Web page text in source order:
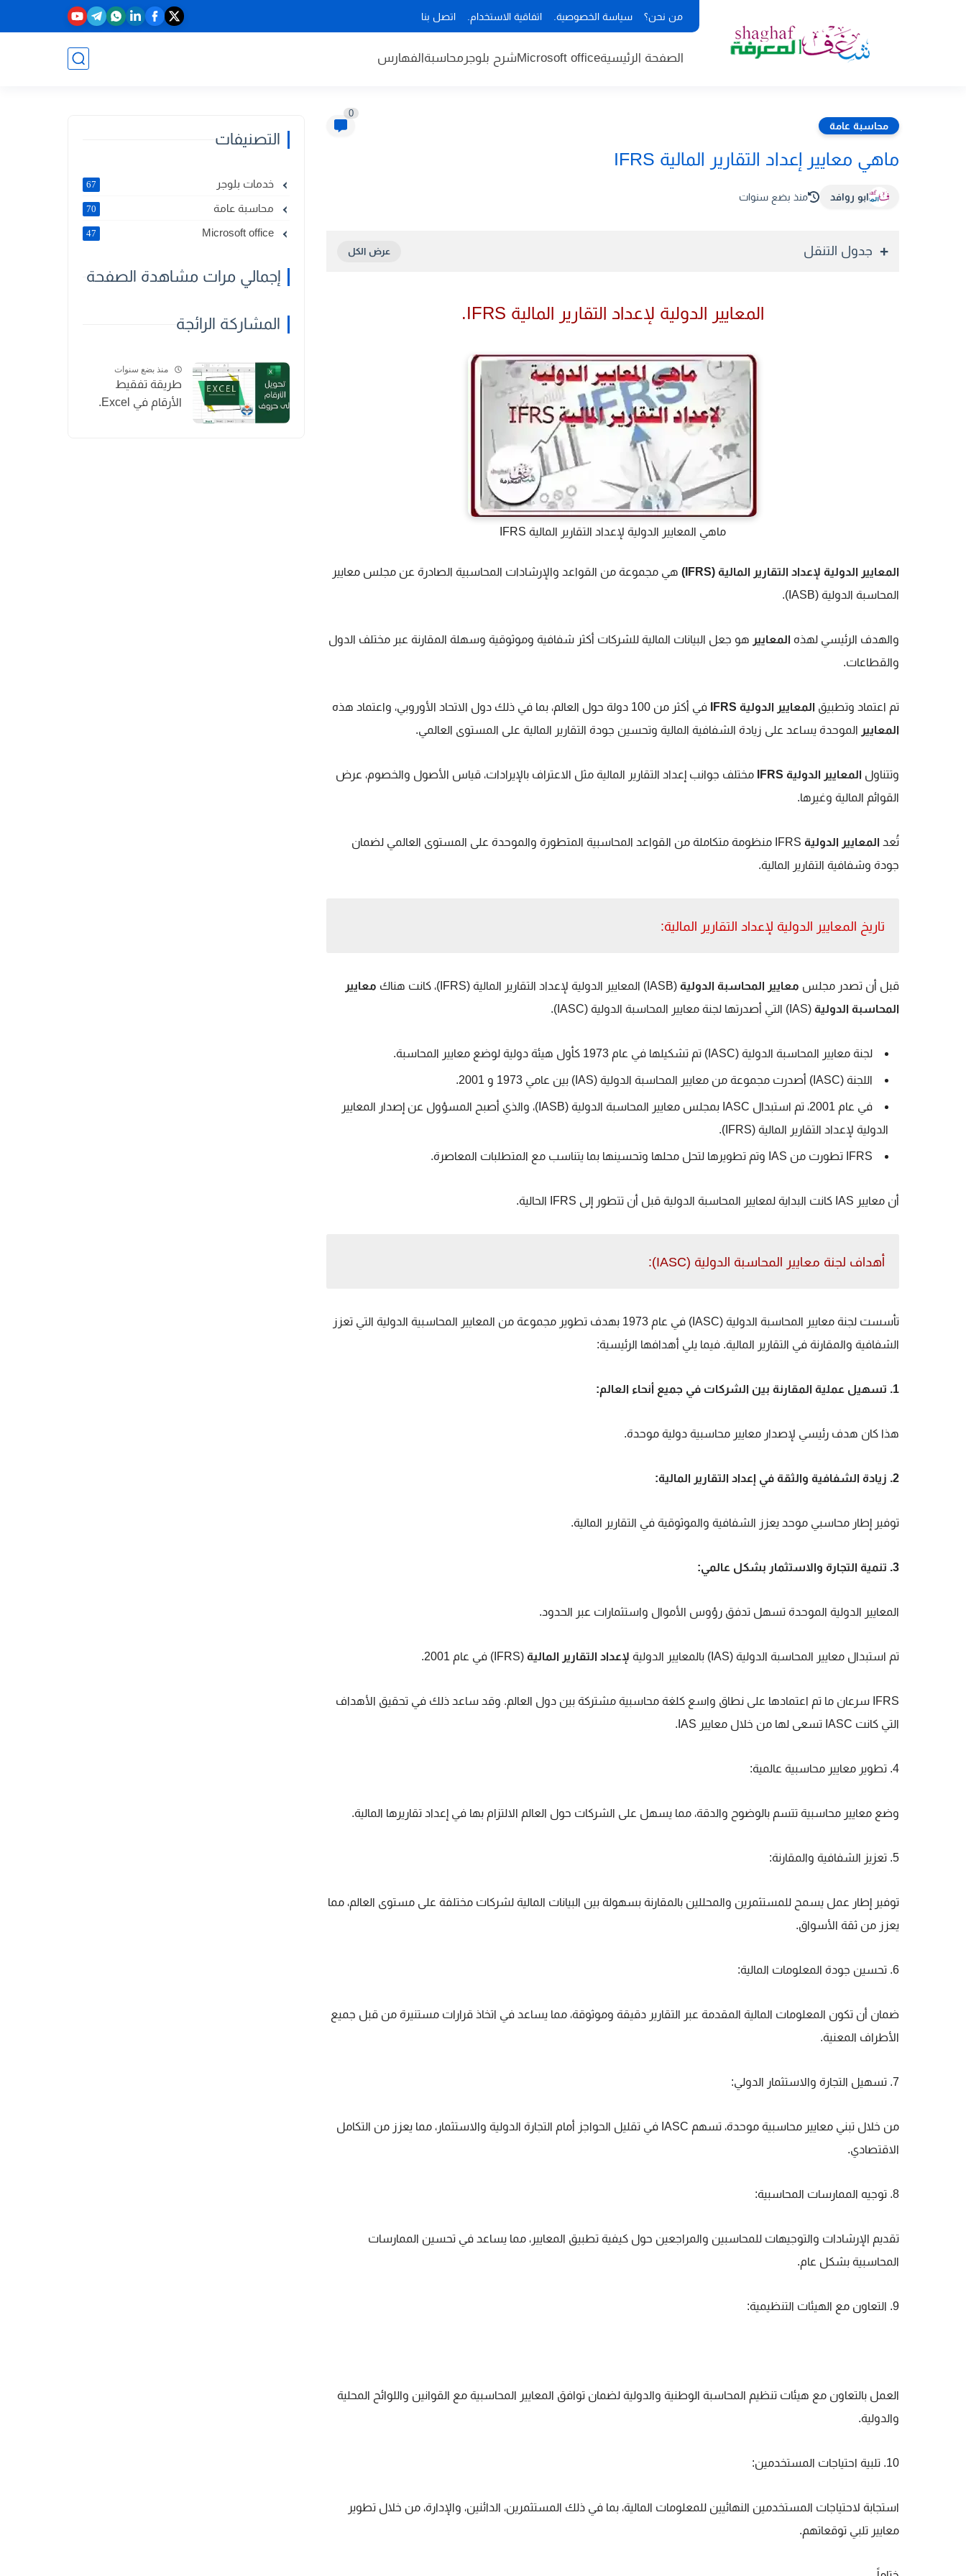
من نحن؟ سياسة الخصوصية. اتفاقية الاستخدام. اتصل بنا
الصفحة الرئيسيةMicrosoft officeشرح بلوجر محاسبةالفهارس
محاسبة عامة
0
ماهي معايير إعداد التقارير المالية IFRS
ابو روافد منذ بضع سنوات
جدول التنقل
المعايير الدولية لإعداد التقارير المالية IFRS.
ماهي المعايير الدولية لإعداد التقارير المالية IFRS
المعايير الدولية لإعداد التقارير المالية (IFRS)
هي مجموعة من القواعد والإرشادات المحاسبية الصادرة عن مجلس معايير
المحاسبة الدولية (IASB).
والهدف الرئيسي لهذه المعايير هو جعل البيانات المالية للشركات أكثر شفافية وموثوقية وسهلة المقارنة عبر مختلف الدول
والقطاعات.
تم اعتماد وتطبيق المعايير الدولية IFRS
في أكثر من 100 دولة حول العالم، بما في ذلك دول الاتحاد الأوروبي، واعتماد هذه
المعايير الموحدة يساعد على زيادة الشفافية المالية وتحسين جودة التقارير المالية على المستوى العالمي.
وتتناول المعايير الدولية IFRS
مختلف جوانب إعداد التقارير المالية مثل الاعتراف بالإيرادات، قياس الأصول والخصوم، عرض
القوائم المالية وغيرها.
تُعد المعايير الدولية
IFRS منظومة متكاملة من القواعد المحاسبية المتطورة والموحدة على المستوى العالمي لضمان
جودة وشفافية التقارير المالية.
تاريخ المعايير الدولية لإعداد التقارير المالية:
قبل أن تصدر مجلس معايير المحاسبة الدولية (IASB) المعايير الدولية لإعداد التقارير المالية (IFRS)، كانت هناك
معايير
المحاسبة الدولية (IAS) التي أصدرتها لجنة معايير المحاسبة الدولية (IASC).
لجنة معايير المحاسبة الدولية (IASC) تم تشكيلها في عام 1973 كأول هيئة دولية لوضع معايير المحاسبة.
اللجنة (IASC) أصدرت مجموعة من معايير المحاسبة الدولية (IAS) بين عامي 1973 و 2001.
في عام 2001، تم استبدال IASC بمجلس معايير المحاسبة الدولية (IASB)، والذي أصبح المسؤول عن إصدار المعايير
الدولية لإعداد التقارير المالية (IFRS).
IFRS تطورت من IAS وتم تطويرها لتحل محلها وتحسينها بما يتناسب مع المتطلبات المعاصرة.
أن معايير IAS كانت البداية لمعايير المحاسبة الدولية قبل أن تتطور إلى IFRS الحالية.
أهداف لجنة معايير المحاسبة الدولية (IASC):
تأسست لجنة معايير المحاسبة الدولية (IASC) في عام 1973 بهدف تطوير مجموعة من المعايير المحاسبية الدولية التي تعزز
الشفافية والمقارنة في التقارير المالية. فيما يلي أهدافها الرئيسية:
1. تسهيل عملية المقارنة بين الشركات في جميع أنحاء العالم:
هذا كان هدف رئيسي لإصدار معايير محاسبية دولية موحدة.
2. زيادة الشفافية والثقة في إعداد التقارير المالية:
توفير إطار محاسبي موحد يعزز الشفافية والموثوقية في التقارير المالية.
3. تنمية التجارة والاستثمار بشكل عالمي:
المعايير الدولية الموحدة تسهل تدفق رؤوس الأموال واستثمارات عبر الحدود.
تم استبدال معايير المحاسبة الدولية (IAS) بالمعايير الدولية لإعداد التقارير المالية (IFRS) في عام 2001.
IFRS سرعان ما تم اعتمادها على نطاق واسع كلغة محاسبية مشتركة بين دول العالم. وقد ساعد ذلك في تحقيق الأهداف
التي كانت IASC تسعى لها من خلال معايير IAS.
4. تطوير معايير محاسبية عالمية:
وضع معايير محاسبية تتسم بالوضوح والدقة، مما يسهل على الشركات حول العالم الالتزام بها في إعداد تقاريرها المالية.
5. تعزيز الشفافية والمقارنة:
توفير إطار عمل يسمح للمستثمرين والمحللين بالمقارنة بسهولة بين البيانات المالية لشركات مختلفة على مستوى العالم، مما
يعزز من ثقة الأسواق.
6. تحسين جودة المعلومات المالية:
ضمان أن تكون المعلومات المالية المقدمة عبر التقارير دقيقة وموثوقة، مما يساعد في اتخاذ قرارات مستنيرة من قبل جميع
الأطراف المعنية.
7. تسهيل التجارة والاستثمار الدولي:
من خلال تبني معايير محاسبية موحدة، تسهم IASC في تقليل الحواجز أمام التجارة الدولية والاستثمار، مما يعزز من التكامل
الاقتصادي.
8. توجيه الممارسات المحاسبية:
تقديم الإرشادات والتوجيهات للمحاسبين والمراجعين حول كيفية تطبيق المعايير، مما يساعد في تحسين الممارسات
المحاسبية بشكل عام.
9. التعاون مع الهيئات التنظيمية:
العمل بالتعاون مع هيئات تنظيم المحاسبة الوطنية والدولية لضمان توافق المعايير المحاسبية مع القوانين واللوائح المحلية
والدولية.
10. تلبية احتياجات المستخدمين:
استجابة لاحتياجات المستخدمين النهائيين للمعلومات المالية، بما في ذلك المستثمرين، الدائنين، والإدارة، من خلال تطوير
معايير تلبي توقعاتهم.
التصنيفات
خدمات بلوجر 67
محاسبة عامة 70
47
إجمالي مرات مشاهدة الصفحة
المشاركة الرائجة
منذ بضع سنوات
طريقة تفقيط
الأرقام في Excel.